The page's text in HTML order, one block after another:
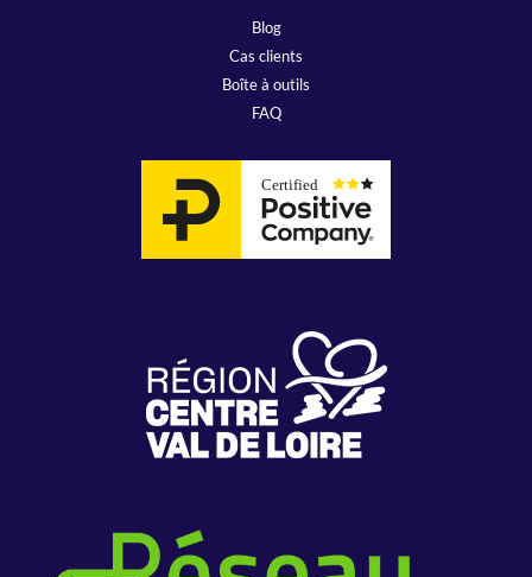
Blog
Cas clients
Boîte à outils
FAQ